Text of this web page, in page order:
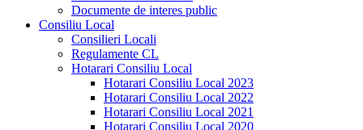
Documente de interes public
Consiliu Local
Consilieri Locali
Regulamente CL
Hotarari Consiliu Local
Hotarari Consiliu Local 2023
Hotarari Consiliu Local 2022
Hotarari Consiliu Local 2021
Hotarari Consiliu Local 2020